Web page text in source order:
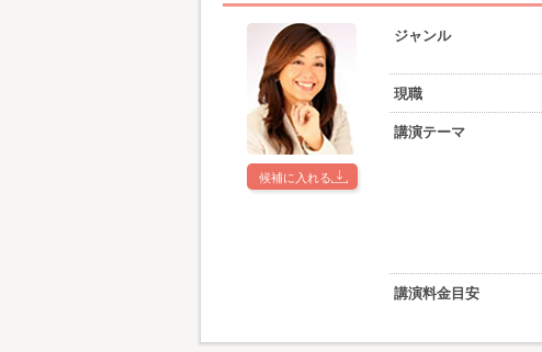
候補に入れる
ジャンル
現職
講演テーマ
講演料金目安